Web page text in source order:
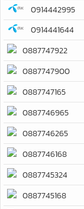
0914442995
0914441644
0887747922
0887747900
0887747165
0887746965
0887746265
0887746168
0887745324
0887745168